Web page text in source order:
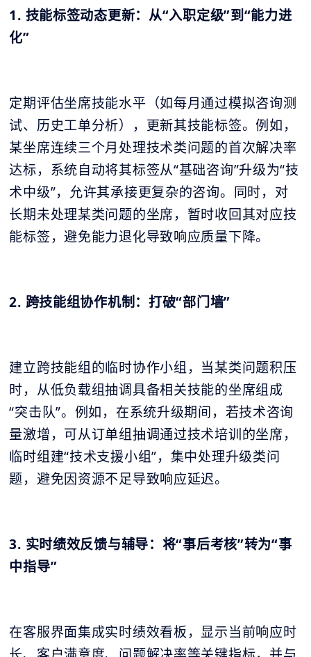
1. 技能标签动态更新：从“入职定级”到“能力进
化”
定期评估坐席技能水平（如每月通过模拟咨询测
试、历史工单分析），更新其技能标签。例如，
某坐席连续三个月处理技术类问题的首次解决率
达标，系统自动将其标签从“基础咨询”升级为“技
术中级”，允许其承接更复杂的咨询。同时，对
长期未处理某类问题的坐席，暂时收回其对应技
能标签，避免能力退化导致响应质量下降。
2. 跨技能组协作机制：打破“部门墙”
建立跨技能组的临时协作小组，当某类问题积压
时，从低负载组抽调具备相关技能的坐席组成
“突击队”。例如，在系统升级期间，若技术咨询
量激增，可从订单组抽调通过技术培训的坐席，
临时组建“技术支援小组”，集中处理升级类问
题，避免因资源不足导致响应延迟。
3. 实时绩效反馈与辅导：将“事后考核”转为“事
中指导”
在客服界面集成实时绩效看板，显示当前响应时